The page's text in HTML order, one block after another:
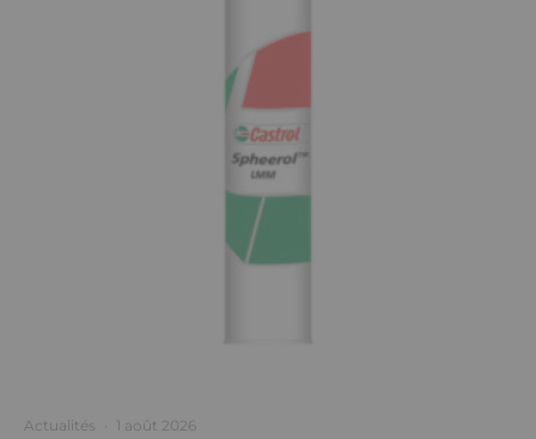
Actualités · 1 août 2026